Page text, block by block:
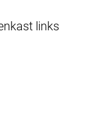
links